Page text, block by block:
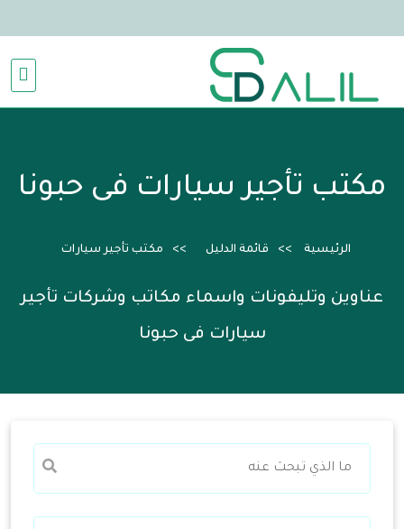
مكتب تأجير سيارات فى حبونا
الرئيسية قائمة الدليل مكتب تأجير سيارات
عناوين وتليفونات واسماء مكاتب وشركات تأجير
سيارات فى حبونا